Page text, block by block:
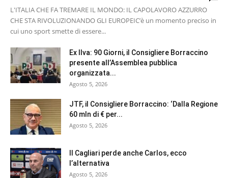
L'ITALIA CHE FA TREMARE IL MONDO: IL CAPOLAVORO AZZURRO
CHE STA RIVOLUZIONANDO GLI EUROPEI ​C’è un momento preciso in
cui uno sport smette di essere...
Ex Ilva: 90 Giorni, il Consigliere Borraccino
presente all’Assemblea pubblica
organizzata...
Agosto 5, 2026
JTF, il Consigliere Borraccino: ‘Dalla Regione
60 mln di € per...
Agosto 5, 2026
Il Cagliari perde anche Carlos, ecco
l’alternativa
Agosto 5, 2026